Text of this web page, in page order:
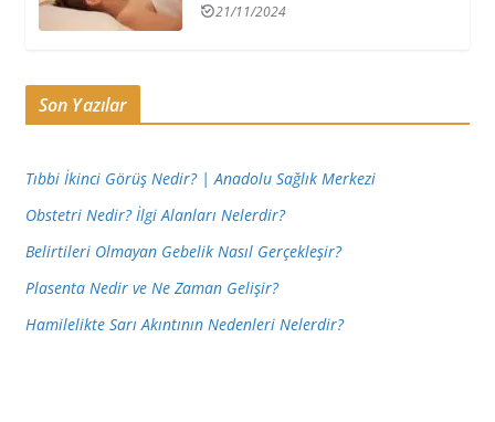
21/11/2024
Son Yazılar
Tıbbi İkinci Görüş Nedir? | Anadolu Sağlık Merkezi
Obstetri Nedir? İlgi Alanları Nelerdir?
Belirtileri Olmayan Gebelik Nasıl Gerçekleşir?
Plasenta Nedir ve Ne Zaman Gelişir?
Hamilelikte Sarı Akıntının Nedenleri Nelerdir?